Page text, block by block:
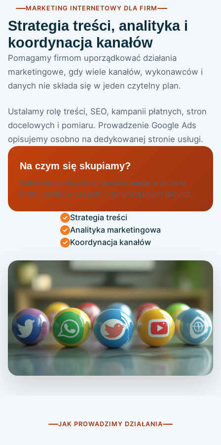
MARKETING INTERNETOWY DLA FIRM
Strategia treści, analityka i
koordynacja kanałów
Pomagamy firmom uporządkować działania
marketingowe, gdy wiele kanałów, wykonawców i
danych nie składa się w jeden czytelny plan.
Ustalamy rolę treści, SEO, kampanii płatnych, stron
docelowych i pomiaru. Prowadzenie Google Ads
opisujemy osobno na dedykowanej stronie usługi.
Na czym się skupiamy?
Dobieramy priorytety i sposób pomiaru do celu
firmy, zasobów zespołu oraz dostępnych danych.
Strategia treści
Analityka marketingowa
Koordynacja kanałów
JAK PROWADZIMY DZIAŁANIA